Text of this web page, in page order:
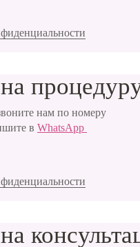
нам по номеру
в WhatsApp